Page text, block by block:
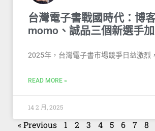
台灣電子書戰國時代：博
momo、誠品三個新選手加
2025年，台灣電子書市場競爭日益激烈，
READ MORE »
14 2 月, 2025
« Previous 1 2 3 4 5 6 7 8